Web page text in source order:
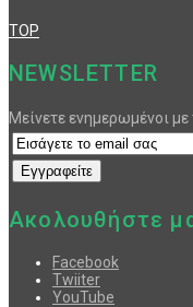
TOP
NEWSLETTER
Μείνετε ενημερωμένοι
Ακολουθήστε
Facebook
Twiiter
YouTube